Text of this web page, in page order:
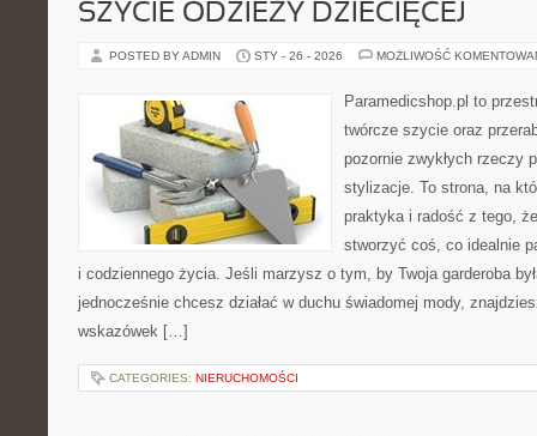
SZYCIE ODZIEŻY DZIECIĘCEJ
POSTED BY ADMIN STY - 26 - 2026 MOŻLIWOŚĆ
Paramedicshop.pl to
twórcze szycie oraz
pozornie zwykłych rzeczy
stylizacje. To strona, na
praktyka i radość z tego,
stworzyć coś, co idealnie
i codziennego życia. Jeśli marzysz o tym, by Twoja garderoba
jednocześnie chcesz działać w duchu świadomej mody,
wskazówek […]
CATEGORIES: NIERUCHOMOŚCI